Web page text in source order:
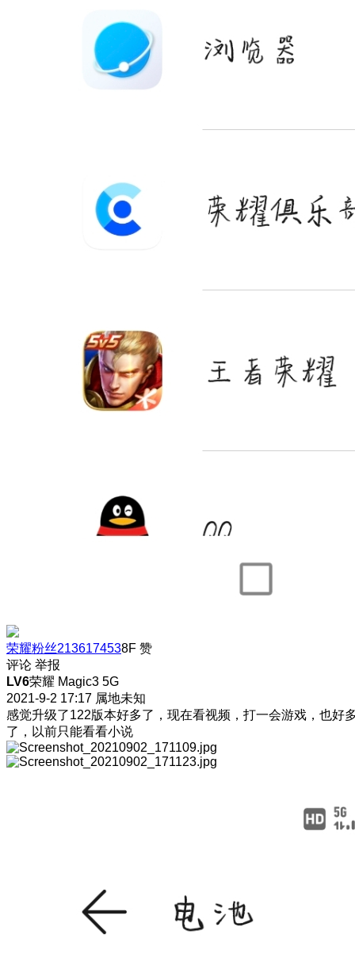
荣耀粉丝2136174538F 赞
评论 举报
LV6荣耀 Magic3 5G
2021-9-2 17:17 属地未知
感觉升级了122版本好多了，现在看视频，打一会游戏，也好
了，以前只能看看小说